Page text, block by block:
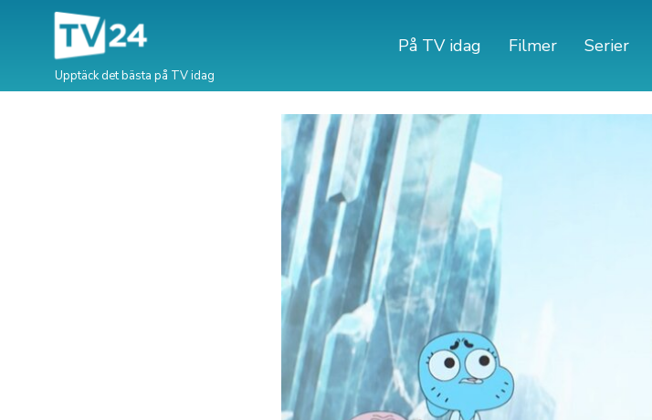
Upptäck det bästa på TV idag
På TV idag Filmer Serier